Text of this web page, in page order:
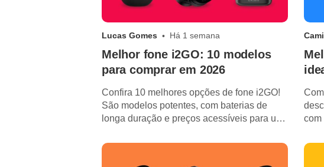
Lucas Gomes Há 1 semana
Melhor fone i2GO: 10 modelos
para comprar em 2026
Confira 10 melhores opções de fone i2GO!
São modelos potentes, com baterias de
longa duração e preços acessíveis para uso
com